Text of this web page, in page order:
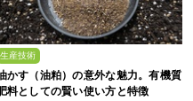
生産技術
かす（油粕）の意外な魅力。有機質
料としての賢い使い方と特徴